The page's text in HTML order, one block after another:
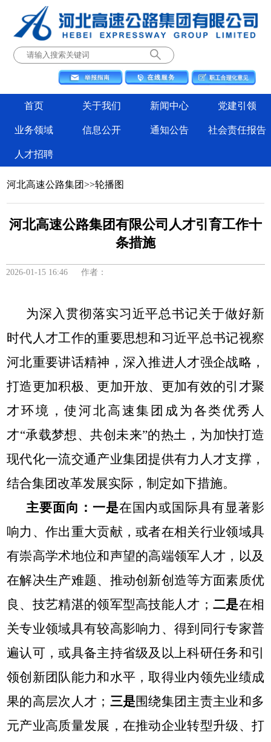
首页 关于我们 新闻中心 党建引领
业务领域 信息公开 通知公告 社会责任报告
人才招聘
河北高速公路集团>>轮播图
河北高速公路集团有限公司人才引育工作十
条措施
2026-01-15 16:46 作者：
为深入贯彻落实习近平总书记关于做好新
时代人才工作的重要思想和习近平总书记视察
河北重要讲话精神， 深入推进人才强企战略 ，
打造更加积极、更加开放、更加有效的引才聚
才环境 ，使河北高速集团 成为各类优秀人
才“承载梦想、共创未来”的热土，为加快打造
现代化一流交通产业集团提供有力人才支撑 ，
结合集团改革发展实际，制定如下措施。
主要面向： 一是在国内或国际具有显著影
响力、作出重大贡献，或者在相关行业领域具
有崇高学术地位和声望的高端领军人才，以及
在解决生产难题、推动创新创造等方面素质优
良、技艺精湛的领军型高技能人才； 二是在相
关专业领域具有较高影响力、得到同行专家普
遍认可，或具备主持省级及以上科研任务和引
领创新团队能力和水平，取得业内领先业绩成
果的高层次人才； 三是围绕集团主责主业和多
元产业高质量发展，在推动企业转型升级、打